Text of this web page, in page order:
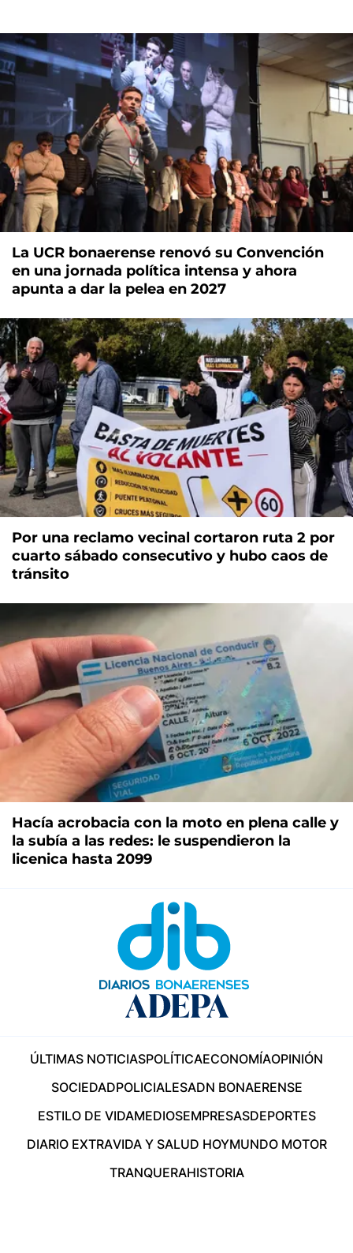
La UCR bonaerense renovó su Convención
en una jornada política intensa y ahora
apunta a dar la pelea en 2027
Por una reclamo vecinal cortaron ruta 2 por
cuarto sábado consecutivo y hubo caos de
tránsito
Hacía acrobacia con la moto en plena calle y
la subía a las redes: le suspendieron la
licenica hasta 2099
ÚLTIMAS NOTICIASPOLÍTICAECONOMÍAOPINIÓN
SOCIEDADPOLICIALESADN BONAERENSE
ESTILO DE VIDAMEDIOSEMPRESASDEPORTES
DIARIO EXTRAVIDA Y SALUD HOYMUNDO MOTOR
TRANQUERAHISTORIA